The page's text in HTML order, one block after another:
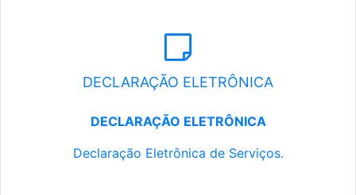
DECLARAÇÃO ELETRÔNICA
DECLARAÇÃO ELETRÔNICA
Declaração Eletrônica de Serviços.